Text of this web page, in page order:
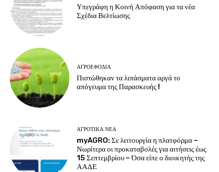
Υπεγράφη η Κοινή Απόφαση για τα νέα
Σχέδια Βελτίωσης
ΑΓΡΟΕΦΌΔΙΑ
Πιστώθηκαν τα λιπάσματα αργά το
απόγευμα της Παρασκευής !
ΑΓΡΟΤΙΚΆ ΝΈΑ
myAGRO: Σε λειτουργία η πλατφόρμα –
Νωρίτερα οι προκαταβολές για αιτήσεις έως
15 Σεπτεμβρίου – Όσα είπε ο διοικητής της
ΑΑΔΕ